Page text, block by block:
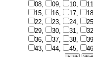
08,
09, 10,
15,
16, 17,
22,
23, 24,
29,
30, 31,
36,
37, 38,
43,
44, 45,